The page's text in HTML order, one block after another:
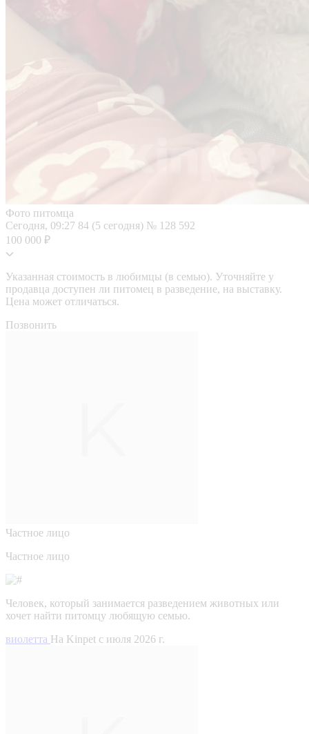
Фото питомца
Сегодня, 09:27 84 (5 сегодня) № 128 592
100 000 ₽
Указанная стоимость в любимцы (в семью). Уточняйте у
продавца доступен ли питомец в разведение, на выставку.
Цена может отличаться.
Позвонить
Частное лицо
Частное лицо
Человек, который занимается разведением животных или
хочет найти питомцу любящую семью.
виолетта На Kinpet c июля 2026 г.